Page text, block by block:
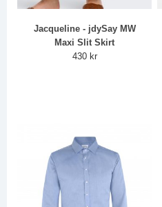
Jacqueline - jdySay MW
Maxi Slit Skirt
430 kr